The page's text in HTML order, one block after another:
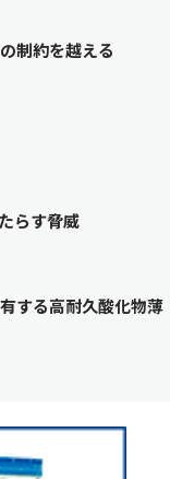
制約を越える
らす脅威
する高耐久酸化物薄